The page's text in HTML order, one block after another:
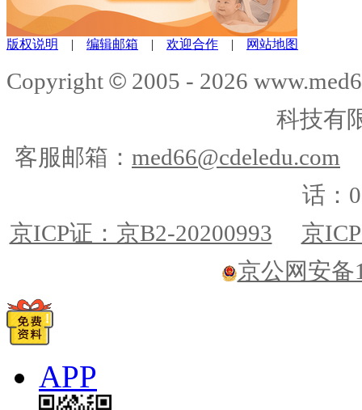
版权说明 | 编辑邮箱 | 欢迎合作 | 网站地图
Copyright © 2005 - 2026
科技有
客服邮箱： med66@cdeledu.com
话：
京ICP证：京B2-20200993
京
京公网安备
APP